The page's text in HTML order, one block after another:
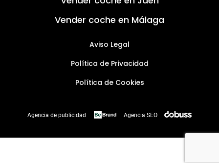
Vender coche en Málaga
Aviso Legal
Política de Privacidad
Política de Cookies
Agencia de publicidad Agencia SEO